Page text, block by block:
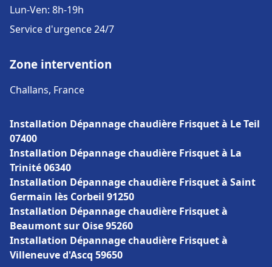
Lun-Ven: 8h-19h
Service d'urgence 24/7
Zone intervention
Challans, France
Installation Dépannage chaudière Frisquet à Le Teil
07400
Installation Dépannage chaudière Frisquet à La
Trinité 06340
Installation Dépannage chaudière Frisquet à Saint
Germain lès Corbeil 91250
Installation Dépannage chaudière Frisquet à
Beaumont sur Oise 95260
Installation Dépannage chaudière Frisquet à
Villeneuve d'Ascq 59650